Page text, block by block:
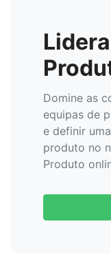
Domine as
equipas de
e definir
produto no
Produto